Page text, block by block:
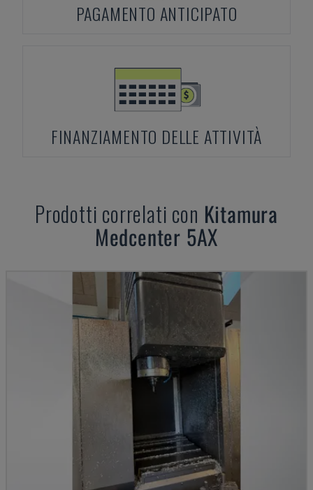
PAGAMENTO ANTICIPATO
FINANZIAMENTO DELLE ATTIVITÀ
Prodotti correlati con Kitamura
Medcenter 5AX